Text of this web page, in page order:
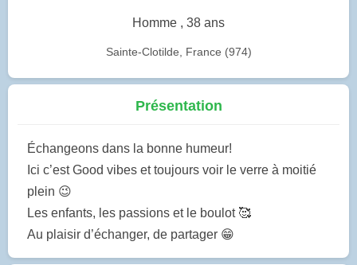
Homme , 38 ans
Sainte-Clotilde, France (974)
Présentation
Échangeons dans la bonne humeur!
Ici c’est Good vibes et toujours voir le verre à moitié
plein 😉
Les enfants, les passions et le boulot 🥰
Au plaisir d’échanger, de partager 😁